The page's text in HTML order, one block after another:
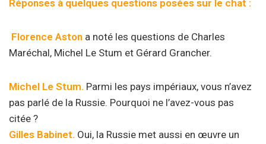
Réponses à quelques questions posées sur le chat :
Florence Aston a noté les questions de Charles
Maréchal, Michel Le Stum et Gérard Grancher.
Michel Le Stum. Parmi les pays impériaux, vous n’avez
pas parlé de la Russie. Pourquoi ne l’avez-vous pas
citée ?
Gilles Babinet. Oui, la Russie met aussi en œuvre un